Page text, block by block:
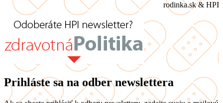
rodinka.sk & HPI
Prihláste sa na odber newslettera